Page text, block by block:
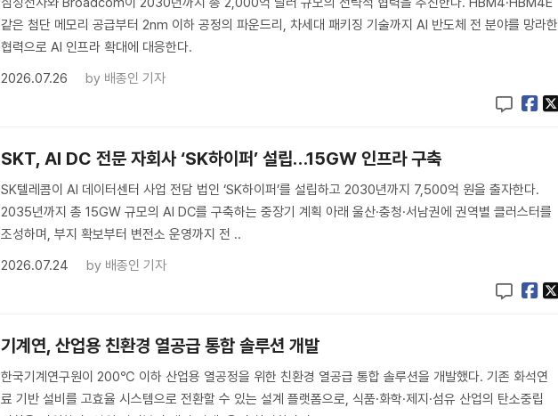
같은 첨단 메모리 공급부터 2nm 이하 공정의 파운드리, 차세대 패키징 기술까지 AI 반도체 전 분야를 망라한
협력으로 AI 인프라 확대에 대응한다.
2026.07.26
by 배종인 기자
SKT, AI DC 전문 자회사 ‘SK하이퍼’ 설립…15GW 인프라 구축
SK텔레콤이 AI 데이터센터 사업 전담 법인 ‘SK하이퍼’를 설립하고 2030년까지 7,500억 원을 출자한다.
2035년까지 총 15GW 규모의 AI DC를 구축하는 중장기 계획 아래 울산·충청·서남권에 권역별 클러스터를
조성하며, 부지 확보부터 변전소 운영까지 전 ..
2026.07.24
by 배종인 기자
기계연, 산업용 친환경 열공급 통합 솔루션 개발
한국기계연구원이 200℃ 이하 산업용 열공정을 위한 친환경 열공급 통합 솔루션을 개발했다. 기존 화석연
료 기반 설비를 고효율 시스템으로 전환할 수 있는 설계 플랫폼으로, 식품·화학·제지·섬유 산업의 탄소중립